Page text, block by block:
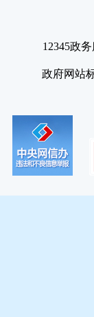
12345政
政府网站